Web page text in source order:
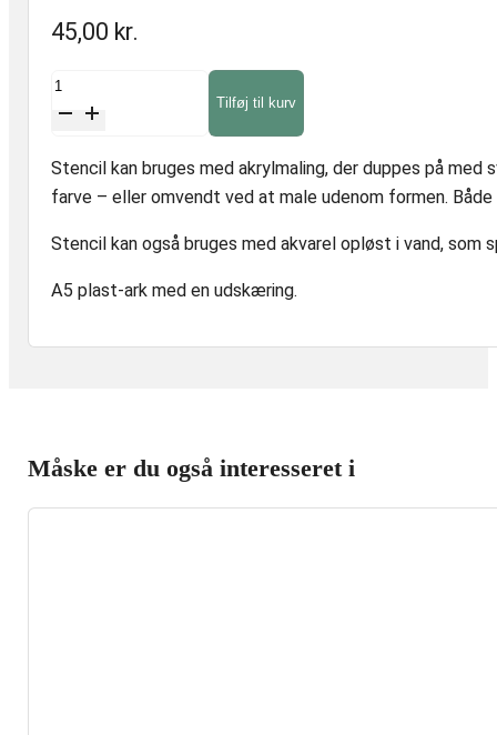
45,00 kr.
Skyline
stencil,
antal
Tilføj til kurv
Stencil kan bruges med akrylmaling, der duppes på
farve – eller omvendt ved at male udenom formen.
Stencil kan også bruges med akvarel opløst i vand, som
A5 plast-ark med en udskæring.
Måske er du også interesseret i